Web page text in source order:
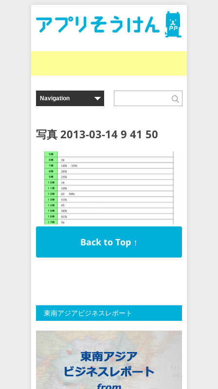
写真 2013-03-14 9 41 50
Back to Top ↑
東南アジアビジネスレポート